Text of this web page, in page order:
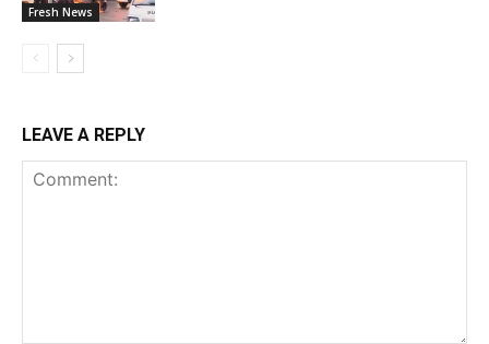
Fresh News
LEAVE A REPLY